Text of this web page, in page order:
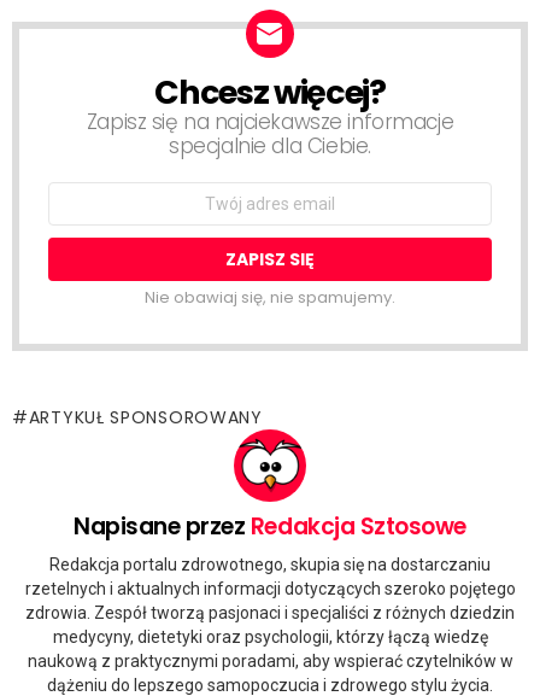
NEWSLETTERChcesz więcej?
Zapisz się na najciekawsze informacje
specjalnie dla Ciebie.
Email
Nie obawiaj się, nie spamujemy.
ARTYKUŁ SPONSOROWANY
Napisane przez Redakcja Sztosowe
Redakcja portalu zdrowotnego, skupia się na dostarczaniu
rzetelnych i aktualnych informacji dotyczących szeroko pojętego
zdrowia. Zespół tworzą pasjonaci i specjaliści z różnych dziedzin
medycyny, dietetyki oraz psychologii, którzy łączą wiedzę
naukową z praktycznymi poradami, aby wspierać czytelników w
dążeniu do lepszego samopoczucia i zdrowego stylu życia.